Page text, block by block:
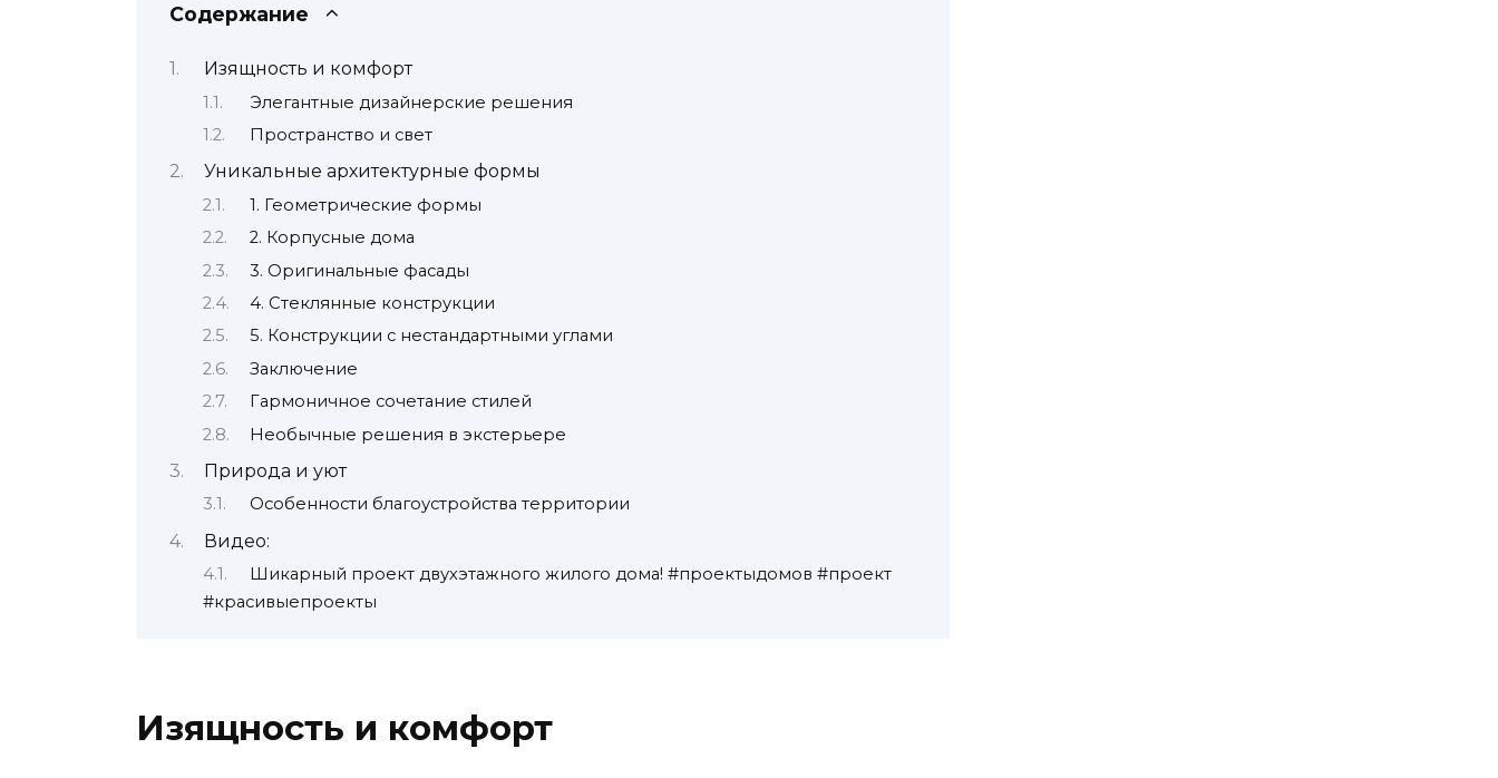
Содержание
Изящность и комфорт
Элегантные дизайнерские решения
Пространство и свет
Уникальные архитектурные формы
1. Геометрические формы
2. Корпусные дома
3. Оригинальные фасады
4. Стеклянные конструкции
5. Конструкции с нестандартными углами
Заключение
Гармоничное сочетание стилей
Необычные решения в экстерьере
Природа и уют
Особенности благоустройства территории
Видео:
Шикарный проект двухэтажного жилого дома! #проектыдомов #проект
#красивыепроекты
Изящность и комфорт